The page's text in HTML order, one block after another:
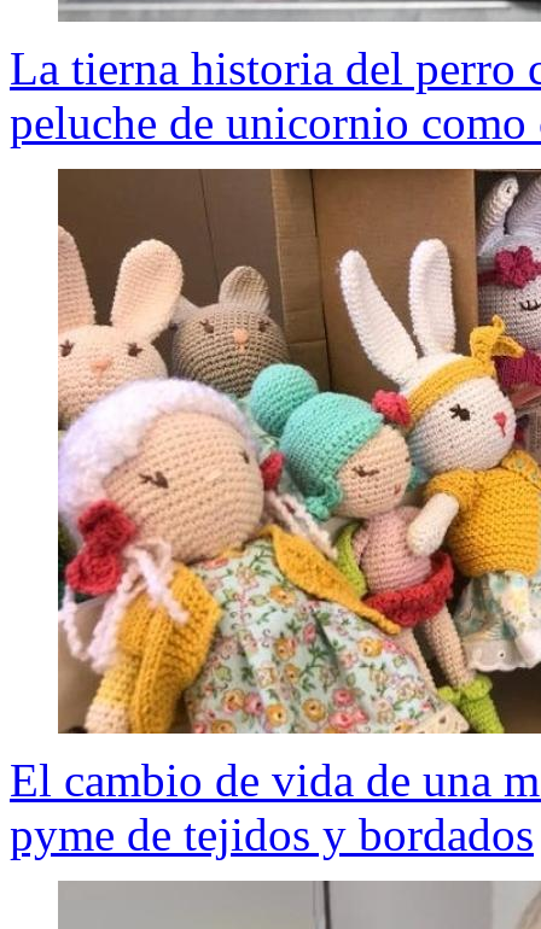
La tierna historia del perro
peluche de unicornio como
El cambio de vida de una
pyme de tejidos y bordados